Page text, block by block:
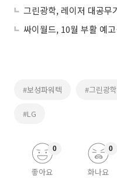
#보성파워텍 #그린광학
#LG
좋아요
0
화나요
0